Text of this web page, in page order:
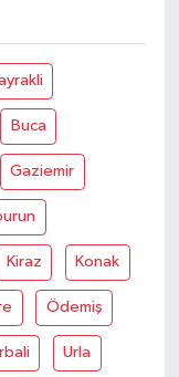
Buca
Gaziemir
Kiraz Konak
Ödemiş
Urla